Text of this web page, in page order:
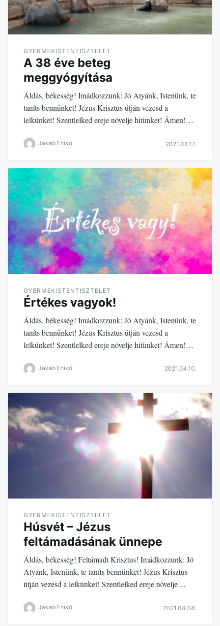
GYERMEKISTENTISZTELET
A 38 éve beteg
meggyógyítása
Áldás, békesség! Imádkozzunk: Jó Atyánk, Istenünk, te
taníts bennünket! Jézus Krisztus útján vezesd a
lelkünket! Szentlelked ereje növelje hitünket! Ámen!…
Jakab Enikő 2021.04.17.
GYERMEKISTENTISZTELET
Értékes vagyok!
Áldás, békesség! Imádkozzunk: Jó Atyánk, Istenünk, te
taníts bennünket! Jézus Krisztus útján vezesd a
lelkünket! Szentlelked ereje növelje hitünket! Ámen!…
Jakab Enikő 2021.04.10.
GYERMEKISTENTISZTELET
Húsvét – Jézus
feltámadásának ünnepe
Áldás, békesség! Feltámadt Krisztus! Imádkozzunk: Jó
Atyánk, Istenünk, te taníts bennünket! Jézus Krisztus
útján vezesd a lelkünket! Szentlelked ereje növelje…
Jakab Enikő 2021.04.04.